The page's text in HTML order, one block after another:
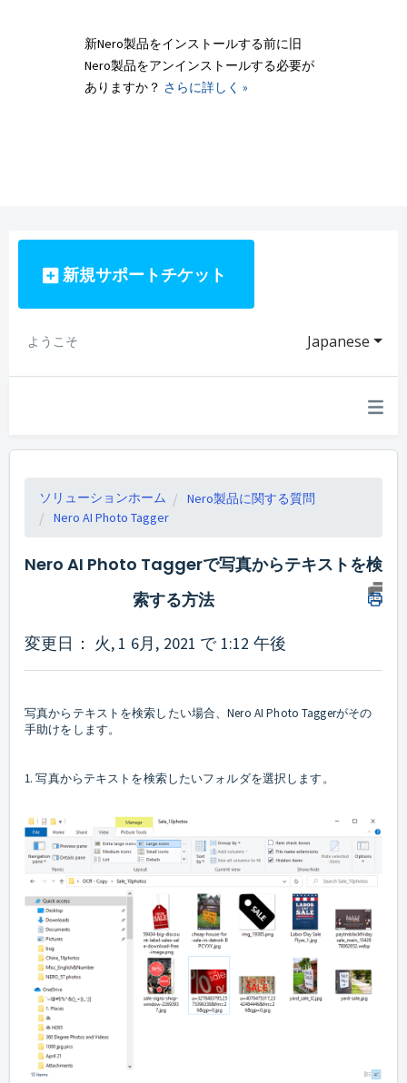
新Nero製品をインストールする前に旧
Nero製品をアンインストールする必要が
ありますか？ さらに詳しく »
新規サポートチケット
Japanese
ようこそ
ソリューションホーム
Nero製品に関する質問
Nero AI Photo Tagger
Nero AI Photo Taggerで写真からテキストを検
索する方法
変更日： 火, 1 6月, 2021 で 1:12 午後
写真からテキストを検索したい場合、Nero AI Photo Taggerがその
手助けをします。
1. 写真からテキストを検索したいフォルダを選択します。